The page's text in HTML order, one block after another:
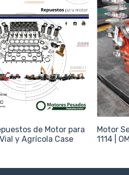
de Motor para
y Agrícola Case
Motor
1114 |